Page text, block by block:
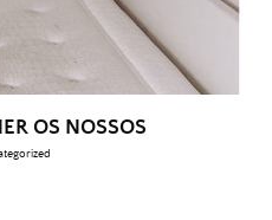
OS NOSSOS